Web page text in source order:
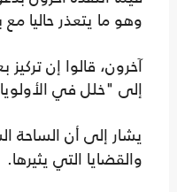
وهو ما يتعذر حاليا
آخرون، قالوا إن
إلى "خلل في
يشار إلى أن الساحة
والقضايا التي يثيرها.